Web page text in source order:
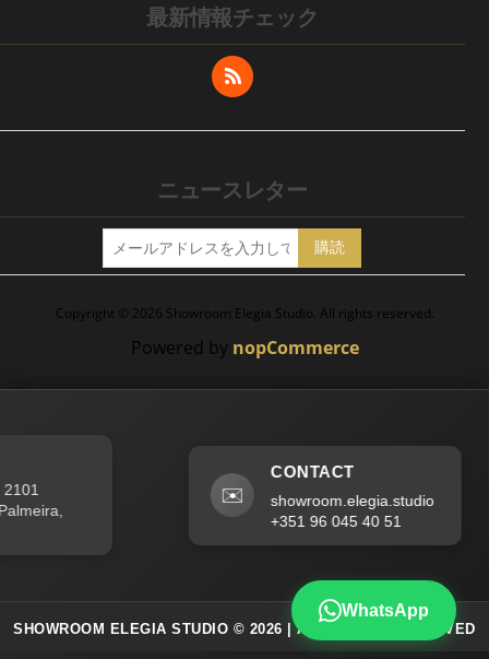
ショッピングカート
最新情報チェック
ニュースレター
購読
Copyright © 2026 Showroom Elegia Studio. All rights reserved.
Powered by nopCommerce
WhatsApp
✉️
CONTACT
showroom.elegia.studio
+351 96 045 40 51
SHOWROOM ELEGIA STUDIO © 2026 | ALL RIGHTS RESERVED